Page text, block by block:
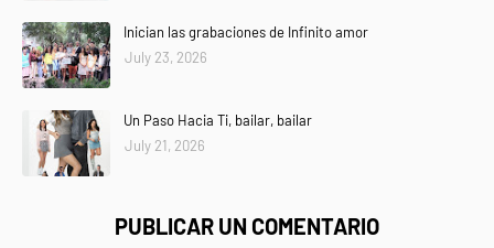
Inician las grabaciones de Infinito amor
July 23, 2026
Un Paso Hacia Ti, bailar, bailar
July 21, 2026
PUBLICAR UN COMENTARIO